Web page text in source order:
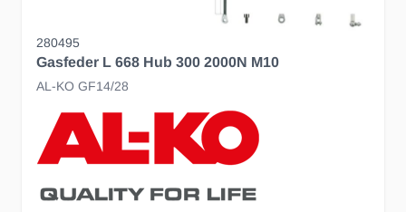
280495
Gasfeder L 668 Hub 300 2000N M10
AL-KO GF14/28